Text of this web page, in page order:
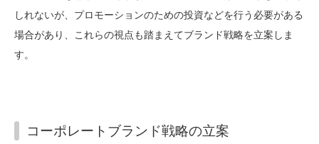
しれないが、プロモーションのための投資などを行う必要がある
場合があり、これらの視点も踏まえてブランド戦略を立案しま
す。
コーポレートブランド戦略の立案